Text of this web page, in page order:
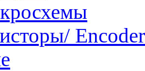
Encoder